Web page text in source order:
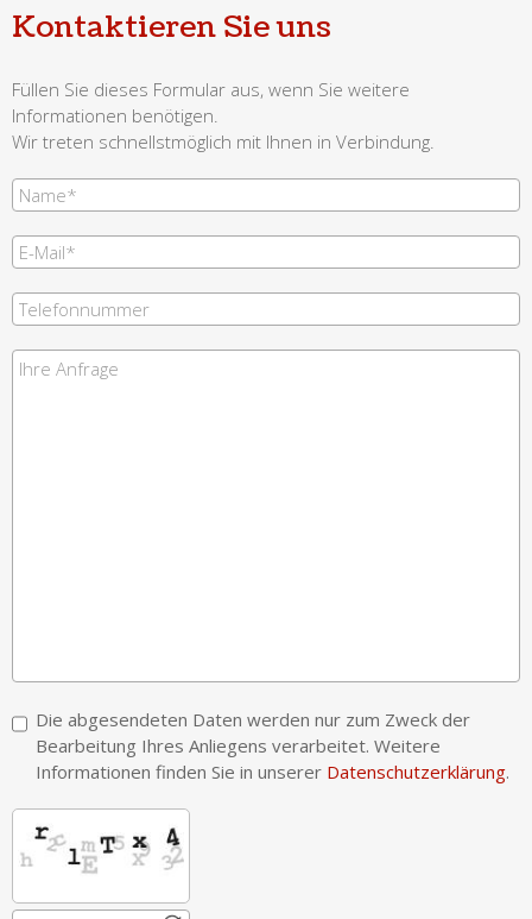
Kontaktieren Sie uns
Füllen Sie dieses Formular aus, wenn Sie weitere
Informationen benötigen.
Wir treten schnellstmöglich mit Ihnen in Verbindung.
Die abgesendeten Daten werden nur zum Zweck der
Bearbeitung Ihres Anliegens verarbeitet. Weitere
Informationen finden Sie in unserer Datenschutzerklärung.